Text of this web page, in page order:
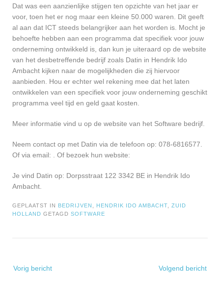
Dat was een aanzienlijke stijgen ten opzichte van het jaar er
voor, toen het er nog maar een kleine 50.000 waren. Dit geeft
al aan dat ICT steeds belangrijker aan het worden is. Mocht je
behoefte hebben aan een programma dat specifiek voor jouw
onderneming ontwikkeld is, dan kun je uiteraard op de website
van het desbetreffende bedrijf zoals Datin in Hendrik Ido
Ambacht kijken naar de mogelijkheden die zij hiervoor
aanbieden. Hou er echter wel rekening mee dat het laten
ontwikkelen van een specifiek voor jouw onderneming geschikt
programma veel tijd en geld gaat kosten.
Meer informatie vind u op de website van het Software bedrijf.
Neem contact op met Datin via de telefoon op: 078-6816577.
Of via email:
. Of bezoek hun website:
Je vind Datin op: Dorpsstraat 122 3342 BE in Hendrik Ido
Ambacht.
GEPLAATST IN BEDRIJVEN HENDRIK IDO AMBACHT
ZUID
HOLLAND GETAGD SOFTWARE
navigatie
Vorig bericht Volgend bericht